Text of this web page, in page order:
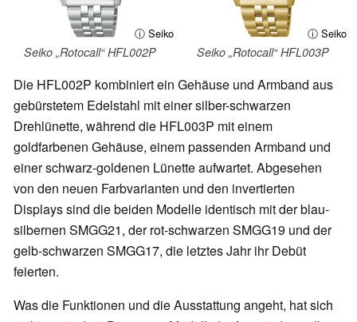
ⓘ Seiko
Seiko „Rotocall“ HFL002P
ⓘ Seiko
Seiko „Rotocall“ HFL003P
Die HFL002P kombiniert ein Gehäuse und Armband aus
gebürstetem Edelstahl mit einer silber-schwarzen
Drehlünette, während die HFL003P mit einem
goldfarbenen Gehäuse, einem passenden Armband und
einer schwarz-goldenen Lünette aufwartet. Abgesehen
von den neuen Farbvarianten und den invertierten
Displays sind die beiden Modelle identisch mit der blau-
silbernen SMGG21, der rot-schwarzen SMGG19 und der
gelb-schwarzen SMGG17, die letztes Jahr ihr Debüt
feierten.
Was die Funktionen und die Ausstattung angeht, hat sich